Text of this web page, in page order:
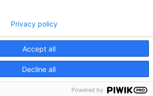
Desenvolupat per
Accept all
Decline all
Privacy policy
Powered by